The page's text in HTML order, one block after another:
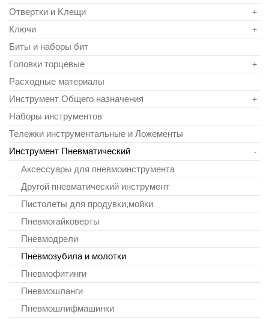
Отвертки и Kлещи +
Ключи +
Биты и наборы бит
Головки торцевые
+
Расходные материалы
Инструмент Общего назначения
+
Наборы инструментов
Тележки инструментальные и Ложементы
Инструмент Пневматический
-
Аксессуары для пневмоинструмента
Другой пневматический инстpумент
Пистолеты для продувки,мойки
Пневмогайковерты
Пневмодрели
Пневмозубила и молотки
Пневмофитинги
Пневмошланги
Пневмошлифмашинки